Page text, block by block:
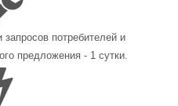
запросов потребителей и
предложения - 1 сутки.